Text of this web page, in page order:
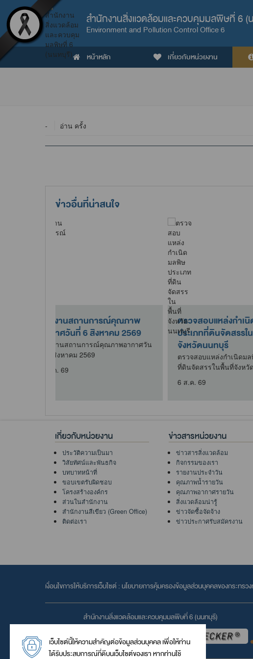
สำนักงานสิ่งแวดล้อมและควบคุมมลพิษที่ 6 (
Environment and Pollution Control Office 6
หน้าหลัก เกี่ยวกับหน่วยงาน
- อ่าน ครั้ง
ข่าวอื่นที่น่าสนใจ
วจสอบแหล่งกำเนิดมลพิษ
ะเภทสถานีบริการน้ำมันใน
ที่จังหวัดนนทบุรี
สอบแหล่งกำเนิดมลพิษประเภท
นีบริการน้ำมันในพื้นที่จังหวัด
ลงพื้นที่ให้คำแนะนำการติดตั้ง
ระบบบำบัดน้ำเสียที่ต้นทาง ชนิด
บึงประดิษฐ์..
ลงพื้นที่ให้คำแนะนำการติดตั้งระบบ
บำบัดน้ำเสียที่ต้นทาง ชนิดบึงประดิษฐ์
เกี่ยวกับหน่วยงาน
ประวัติความเป็นมา
วิสัยทัศน์และพันธกิจ
บทบาทหน้าที่
ขอบเขตรับผิดชอบ
โครงสร้างองค์กร
ส่วนในสำนักงาน
สำนักงานสีเขียว (Green Office)
ติดต่อเรา
ข่าวสารหน่วยงาน
ข่าวสารสิ่งแวดล้อม
กิจกรรมของเรา
รายงานประจำวัน
คุณภาพน้ำรายวัน
คุณภาพอากาศรายวัน
สิ่งแวดล้อมน่ารู้
ข่าวจัดซื้อจัดจ้าง
ข่าวประกาศรับสมัครงาน
เงื่อนไขการให้บริการเว็บไซต์ : นโยบายการคุ้มครองข้อมูลส่วนบุคคลของกระทร
สำนักงานสิ่งแวดล้อมและควบคุมมลพิษที่ 6 (นนทบุรี)
เว็บไซต์นี้ให้ความสำคัญต่อข้อมูลส่วนบุคคล เพื่อให้ท่าน
ได้รับประสบการณ์ที่ดีบนเว็บไซต์ของเรา หากท่านใช้